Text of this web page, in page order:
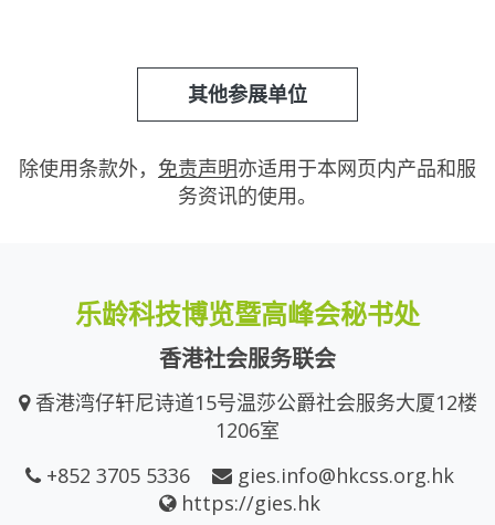
其他参展单位
除使用条款外， 免责声明亦适用于本网页内产品和服
务资讯的使用。
乐龄科技博览暨高峰会秘书处
香港社会服务联会
香港湾仔轩尼诗道15号温莎公爵社会服务大厦12楼
1206室
+852 3705 5336
gies.info@hkcss.org.hk
https://gies.hk